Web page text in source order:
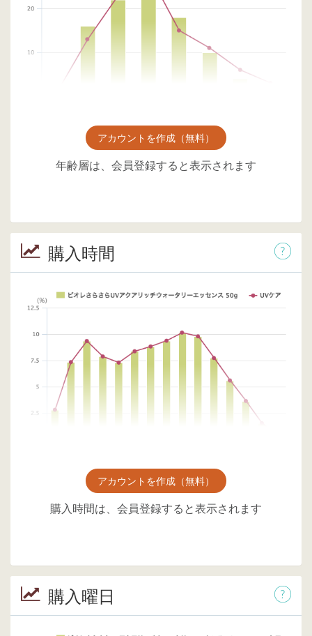
アカウントを作成（無料）
年齢層は、会員登録すると表示されます
購入時間
アカウントを作成（無料）
購入時間は、会員登録すると表示されます
購入曜日